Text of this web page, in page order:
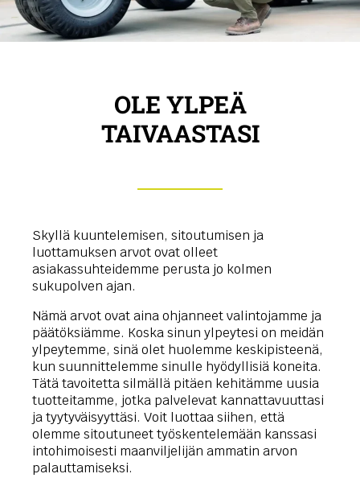
OLE YLPEÄ
TAIVAASTASI
Skyllä kuuntelemisen, sitoutumisen ja
luottamuksen arvot ovat olleet
asiakassuhteidemme perusta jo kolmen
sukupolven ajan.
Nämä arvot ovat aina ohjanneet valintojamme ja
päätöksiämme. Koska sinun ylpeytesi on meidän
ylpeytemme, sinä olet huolemme keskipisteenä,
kun suunnittelemme sinulle hyödyllisiä koneita.
Tätä tavoitetta silmällä pitäen kehitämme uusia
tuotteitamme, jotka palvelevat kannattavuuttasi
ja tyytyväisyyttäsi. Voit luottaa siihen, että
olemme sitoutuneet työskentelemään kanssasi
intohimoisesti maanviljelijän ammatin arvon
palauttamiseksi.